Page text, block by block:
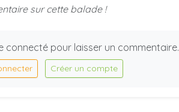
sur cette balade !
connecté pour laisser un commentaire.
Créer un compte